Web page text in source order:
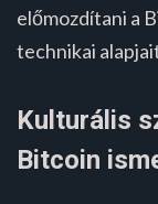
előmozdítani a
technikai
Kulturális
Bitcoin